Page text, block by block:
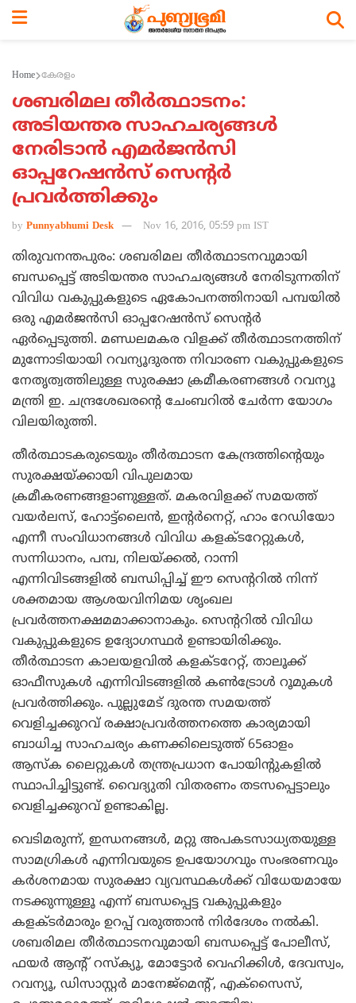
Home കേരളം
ശബരിമല തീര്‍ത്ഥാടനം:
അടിയന്തര സാഹചര്യങ്ങള്‍
നേരിടാന്‍ എമര്‍ജന്‍സി
ഓപ്പറേഷന്‍സ് സെന്റര്‍
പ്രവര്‍ത്തിക്കും
by Punnyabhumi Desk Nov 16, 2016, 05:59 pm IST
തിരുവനന്തപുരം: ശബരിമല തീര്‍ത്ഥാടനവുമായി
ബന്ധപ്പെട്ട് അടിയന്തര സാഹചര്യങ്ങള്‍ നേരിടുന്നതിന്
വിവിധ വകുപ്പുകളുടെ ഏകോപനത്തിനായി പമ്പയില്‍
ഒരു എമര്‍ജന്‍സി ഓപ്പറേഷന്‍സ് സെന്റര്‍
ഏര്‍പ്പെടുത്തി. മണ്ഡലമകര വിളക്ക് തീര്‍ത്ഥാടനത്തിന്
മുന്നോടിയായി റവന്യൂദുരന്ത നിവാരണ വകുപ്പുകളുടെ
നേതൃത്വത്തിലുള്ള സുരക്ഷാ ക്രമീകരണങ്ങള്‍ റവന്യൂ
മന്ത്രി ഇ. ചന്ദ്രശേഖരന്റെ ചേംബറില്‍ ചേര്‍ന്ന യോഗം
വിലയിരുത്തി.
തീര്‍ത്ഥാടകരുടെയും തീര്‍ത്ഥാടന കേന്ദ്രത്തിന്റെയും
സുരക്ഷയ്ക്കായി വിപുലമായ
ക്രമീകരണങ്ങളാണുള്ളത്. മകരവിളക്ക് സമയത്ത്
വയര്‍ലസ്, ഹോട്ട്‌ലൈന്‍, ഇന്റര്‍നെറ്റ്, ഹാം റേഡിയോ
എന്നീ സംവിധാനങ്ങള്‍ വിവിധ കളക്ടറേറ്റുകള്‍,
സന്നിധാനം, പമ്പ, നിലയ്ക്കല്‍, റാന്നി
എന്നിവിടങ്ങളില്‍ ബന്ധിപ്പിച്ച് ഈ സെന്ററില്‍ നിന്ന്
ശക്തമായ ആശയവിനിമയ ശൃംഖല
പ്രവര്‍ത്തനക്ഷമമാക്കാനാകും. സെന്ററില്‍ വിവിധ
വകുപ്പുകളുടെ ഉദ്യോഗസ്ഥര്‍ ഉണ്ടായിരിക്കും.
തീര്‍ത്ഥാടന കാലയളവില്‍ കളക്ടറേറ്റ്, താലൂക്ക്
ഓഫീസുകള്‍ എന്നിവിടങ്ങളില്‍ കണ്‍ട്രോള്‍ റൂമുകള്‍
പ്രവര്‍ത്തിക്കും. പുല്ലുമേട് ദുരന്ത സമയത്ത്
വെളിച്ചക്കുറവ് രക്ഷാപ്രവര്‍ത്തനത്തെ കാര്യമായി
ബാധിച്ച സാഹചര്യം കണക്കിലെടുത്ത് 65ഓളം
ആസ്‌ക ലൈറ്റുകള്‍ തന്ത്രപ്രധാന പോയിന്റുകളില്‍
സ്ഥാപിച്ചിട്ടുണ്ട്. വൈദ്യുതി വിതരണം തടസപ്പെട്ടാലും
വെളിച്ചക്കുറവ് ഉണ്ടാകില്ല.
വെടിമരുന്ന്, ഇന്ധനങ്ങള്‍, മറ്റു അപകടസാധ്യതയുള്ള
സാമഗ്രികള്‍ എന്നിവയുടെ ഉപയോഗവും സംഭരണവും
കര്‍ശനമായ സുരക്ഷാ വ്യവസ്ഥകള്‍ക്ക് വിധേയമായേ
നടക്കുന്നുള്ളൂ എന്ന് ബന്ധപ്പെട്ട വകുപ്പുകളും
കളക്ടര്‍മാരും ഉറപ്പ് വരുത്താന്‍ നിര്‍ദേശം നല്‍കി.
ശബരിമല തീര്‍ത്ഥാടനവുമായി ബന്ധപ്പെട്ട് പോലീസ്,
ഫയര്‍ ആന്റ് റസ്‌ക്യൂ, മോട്ടോര്‍ വെഹിക്കിള്‍, ദേവസ്വം,
റവന്യൂ, ഡിസാസ്റ്റര്‍ മാനേജ്‌മെന്റ്, എക്‌സൈസ്,